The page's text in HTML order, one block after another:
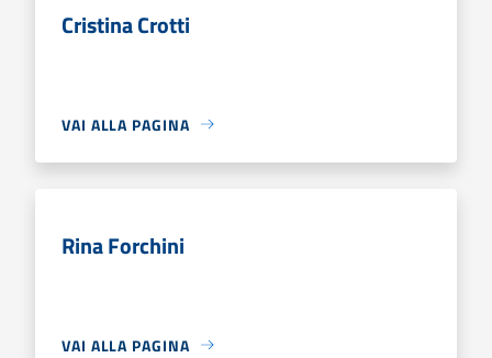
Cristina Crotti
VAI ALLA PAGINA
Rina Forchini
VAI ALLA PAGINA